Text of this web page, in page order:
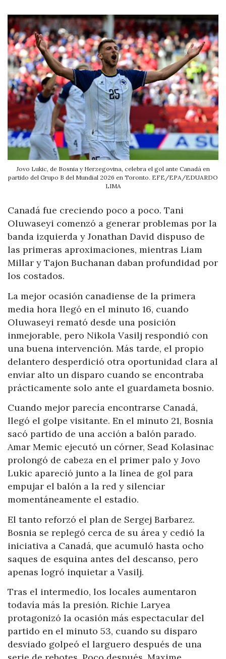
Jovo Lukic, de Bosnia y Herzegovina, celebra el gol ante Canadá en
partido del Grupo B del Mundial 2026 en Toronto. EFE/EPA/EDUARDO
LIMA
Canadá fue creciendo poco a poco. Tani
Oluwaseyi comenzó a generar problemas por la
banda izquierda y Jonathan David dispuso de
las primeras aproximaciones, mientras Liam
Millar y Tajon Buchanan daban profundidad por
los costados.
La mejor ocasión canadiense de la primera
media hora llegó en el minuto 16, cuando
Oluwaseyi remató desde una posición
inmejorable, pero Nikola Vasilj respondió con
una buena intervención. Más tarde, el propio
delantero desperdició otra oportunidad clara al
enviar alto un disparo cuando se encontraba
prácticamente solo ante el guardameta bosnio.
Cuando mejor parecía encontrarse Canadá,
llegó el golpe visitante. En el minuto 21, Bosnia
sacó partido de una acción a balón parado.
Amar Memic ejecutó un córner, Sead Kolasinac
prolongó de cabeza en el primer palo y Jovo
Lukic apareció junto a la línea de gol para
empujar el balón a la red y silenciar
momentáneamente el estadio.
El tanto reforzó el plan de Sergej Barbarez.
Bosnia se replegó cerca de su área y cedió la
iniciativa a Canadá, que acumuló hasta ocho
saques de esquina antes del descanso, pero
apenas logró inquietar a Vasilj.
Tras el intermedio, los locales aumentaron
todavía más la presión. Richie Laryea
protagonizó la ocasión más espectacular del
partido en el minuto 53, cuando su disparo
desviado golpeó el larguero después de una